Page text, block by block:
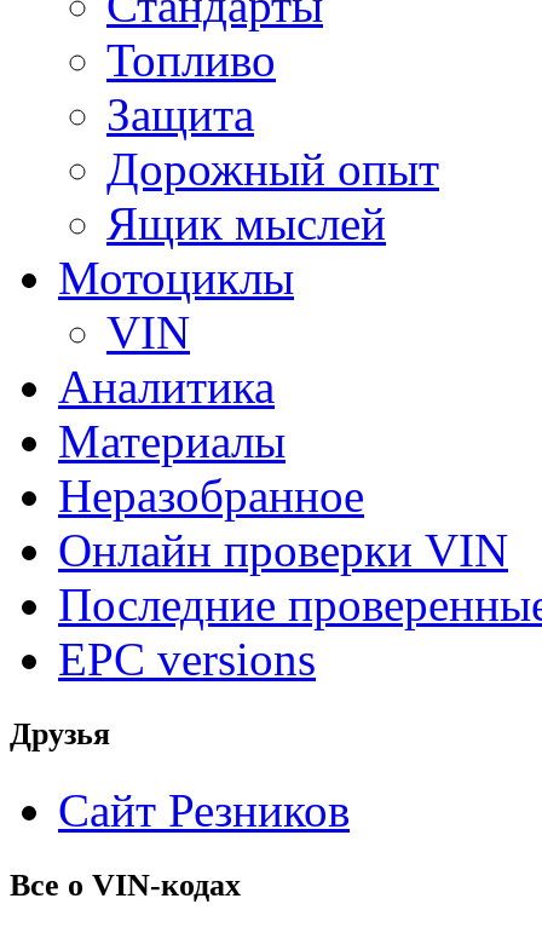
Топливо
Защита
Дорожный опыт
Ящик мыслей
Мотоциклы
VIN
Аналитика
Материалы
Неразобранное
Онлайн проверки VIN
Последние
EPC versions
Друзья
Сайт Резников
Все о VIN-кодах